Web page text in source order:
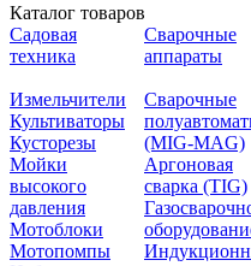
Каталог товаров
Садовая
техника
Измельчители
Культиваторы
Кусторезы
Мойки
высокого
давления
Мотоблоки
Мотопомпы
Сварочные
аппараты
Сварочные
(MIG-MAG)
Аргоновая
сварка (TIG)